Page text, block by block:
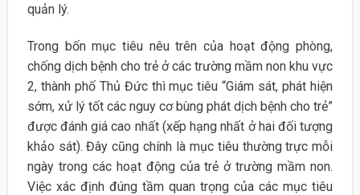
quản lý.
Trong bốn mục tiêu nêu trên của hoạt động phòng,
chống dịch bệnh cho trẻ ở các trường mầm non khu vực
2, thành phố Thủ Đức thì mục tiêu “Giám sát, phát hiện
sớm, xử lý tốt các nguy cơ bùng phát dịch bệnh cho trẻ”
được đánh giá cao nhất (xếp hạng nhất ở hai đối tượng
khảo sát). Đây cũng chính là mục tiêu thường trực mỗi
ngày trong các hoạt động của trẻ ở trường mầm non.
Việc xác định đúng tầm quan trọng của các mục tiêu